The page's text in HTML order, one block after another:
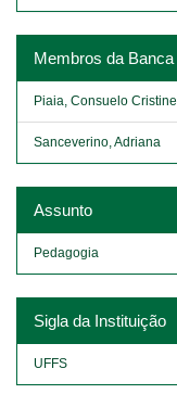
Membros da Banca
Piaia, Consuelo Cristine
Sanceverino, Adriana
Assunto
Pedagogia
Sigla da Instituição
UFFS